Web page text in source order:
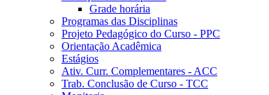
Grade horária
Programas das Disciplinas
Projeto Pedagógico do Curso - PPC
Orientação Acadêmica
Estágios
Ativ. Curr. Complementares - ACC
Trab. Conclusão de Curso - TCC